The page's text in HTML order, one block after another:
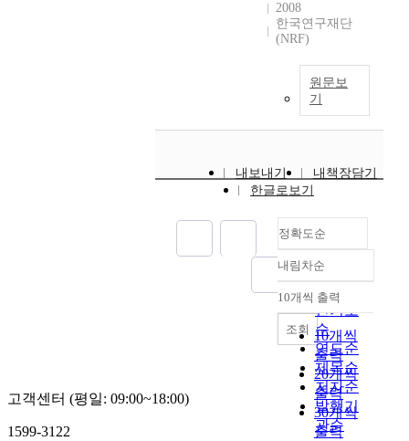
2008
한국연구재단
(NRF)
원문보
기
내보내기
내책장담기
한글로보기
정확도순
정확도
순
인기도
순
연도순
제목순
저자순
발행기
관순
내림차순
내림차순
10개씩 출력
10개씩
출력
20개씩
출력
30개씩
출력
조회
고객센터 (평일: 09:00~18:00)
1599-3122